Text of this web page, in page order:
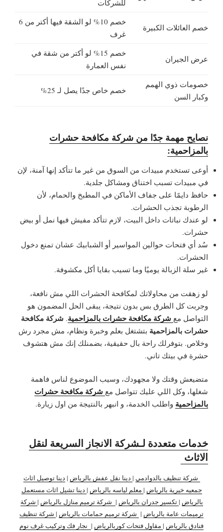
للشركات
خصم العائلات الكبيرة
خصم 10% لو الشقة فيها أكتر من 6
غرف
عرض الجيران
خصم 15% لو أكتر من شقة في
نفس العمارة
خصومات ذوي الهمم
وكبار السن
خصم خاص جدًا يصل لـ 25%
نصايح مهمة جدًا من شركة مكافحة حشرات
بالمزاحمية:
أوعى تستخدم مبيدات من السوق من غير ما تتأكد إنها آمنة، لإن
في مبيدات تسبب اختناق ومشاكل جلدية.
حافظ دايمًا على جفاف الأماكن في المطبخ والحمام، لأن
الرطوبة تجذب الحشرات.
لو عندك نباتات داخل البيت، لازم تتأكد مفيش فيها نمل أو بيض
حشرات.
سُد أي فتحات حوالين المواسير أو الشبابيك عشان تمنع دخول
الحشرات.
غير سلة الزبالة يوميًا وما تسيب بقايا أكل مكشوفة.
لو زهقت من محاولاتك لمكافحة الحشرات اللي مش نافعة،
وجربت كل الطرق بس بدون نتيجة، يبقى الحل المضمون هو
التواصل مع شركة مكافحة حشرات بالمزاحمية. شركة مكافحة
حشرات بالمزاحمية بتشتغل بعلم وخبرة ونظام، مش مجرد رش
وخلاص. بتوفرلك راحة بال حقيقية، بضمنلك إنك مش هتشوف
حشرة في بيتك تاني.
متضيعش وقتك ولا مجهودك، وسيب الموضوع لناس فاهمة
شغلها، وكل اللي عليك تتواصل مع شركة مكافحة حشرات
بالمزاحمية واطلب الخدمة، و انبهر بالنتيجة من اول زيارة.
خدمات متعددة لـشركة الانجاز السريعة لنقل
الاثاث
شركة تنظيف بالدوادمي | دينا نقل عفش بالرياض | دينا توصيل اثاث
جمعيه خيرية بالرياض | معلم لياسه بالرياض | دينا تشيل اثاث مستعمل
بالرياض | تكسير جدران بالرياض | شركة ترميم منازل بالرياض | شركة
ترميمات عامة بالرياض | شركة ترميم حمامات بالرياض | شركة تنظيف
فنادق بالرياض | مقاول فتحات كوربالرياض | نجار فك وتركيب غرف نوم